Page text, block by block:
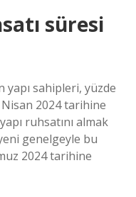
süresi
yapı sahipleri, yüzde
2024 tarihine
ruhsatını almak
yeni genelgeyle bu
2024 tarihine